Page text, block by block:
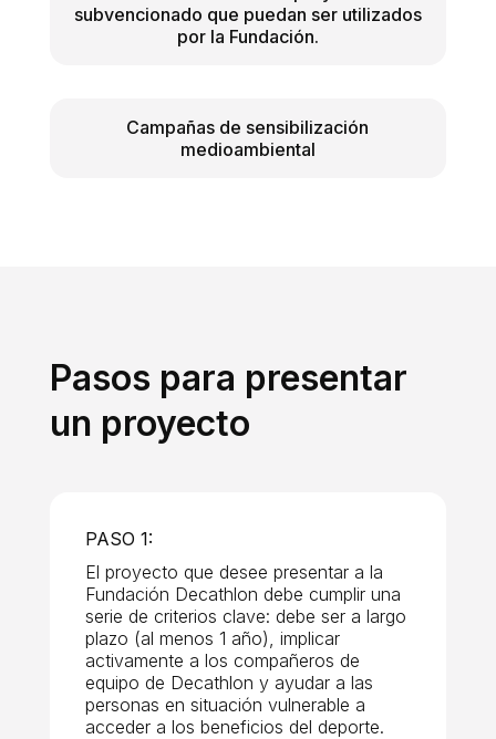
subvencionado que puedan ser utilizados
por la Fundación.
Campañas de sensibilización
medioambiental
Pasos para presentar
un proyecto
PASO 1:
El proyecto que desee presentar a la
Fundación Decathlon debe cumplir una
serie de criterios clave: debe ser a largo
plazo (al menos 1 año), implicar
activamente a los compañeros de
equipo de Decathlon y ayudar a las
personas en situación vulnerable a
acceder a los beneficios del deporte.